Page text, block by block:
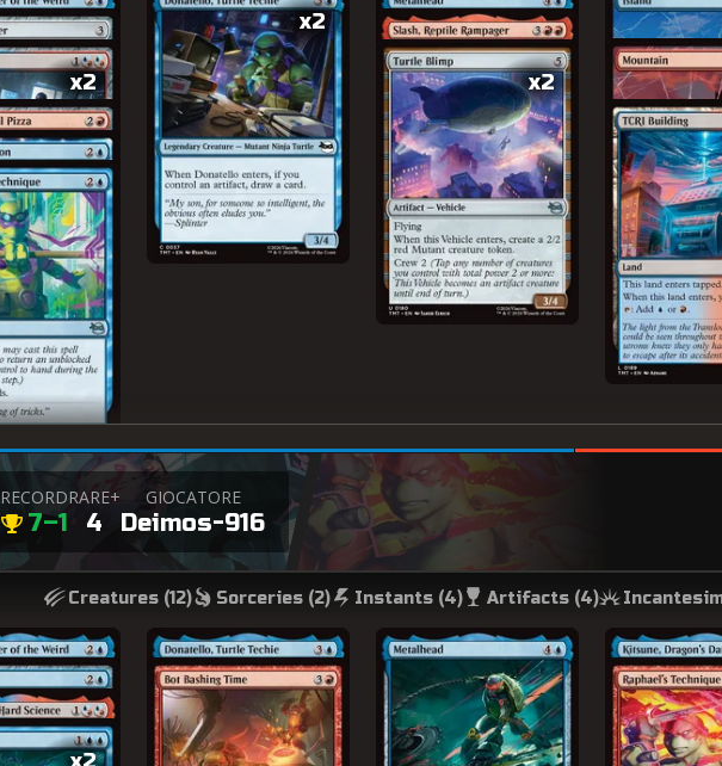
x2
x2
x2
RECORD
7–1
RARE+
4
GIOCATORE
Deimos-916
Creatures (12) Sorceries (2) Instants (4) Artifacts (4)